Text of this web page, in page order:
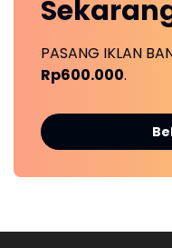
PASANG IKLAN
Rp600.000.